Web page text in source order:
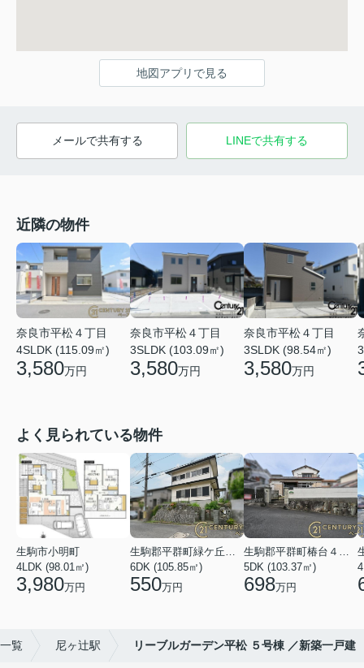
地図アプリで見る
メールで共有する LINEで共有する
近隣の物件
奈良市平松４丁目
4SLDK (115.09㎡)
3,580万円
奈良市平松４丁目
3SLDK (103.09㎡)
3,580万円
奈良市平松４丁目
3SLDK (98.54㎡)
3,580万円
よく見られている物件
生駒市小明町
4LDK (98.01㎡)
3,980万円
生駒郡平群町緑ケ丘５丁目
6DK (105.85㎡)
550万円
生駒郡平群町椿台４丁目
5DK (103.37㎡)
698万円
覧 尼ヶ辻駅 リーブルガーデン平松 ５号棟 ／新築一戸建